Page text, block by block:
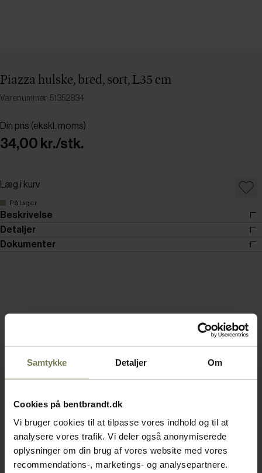
Samtykke Detaljer Om
Cookies på bentbrandt.dk
Vi bruger cookies til at tilpasse vores indhold og til at
analysere vores trafik. Vi deler også anonymiserede
oplysninger om din brug af vores website med vores
recommendations-, marketings- og analysepartnere.
Piazza hulske, bred, sort, L35 cm
Varenummer: 51352834
Din pris (ekskl. moms)
34,00 kr./stk.
Læg i kurv
På lager
Beskrivelse
Detaljer
Dokumenter